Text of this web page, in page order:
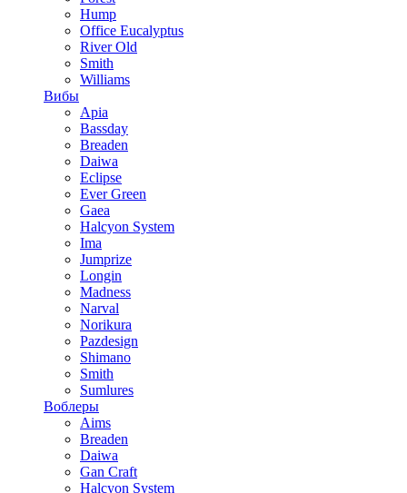
Hump
Office Eucalyptus
River Old
Smith
Williams
Вибы
Apia
Bassday
Breaden
Daiwa
Eclipse
Ever Green
Gaea
Halcyon System
Ima
Jumprize
Longin
Madness
Narval
Norikura
Pazdesign
Shimano
Smith
Sumlures
Воблеры
Aims
Breaden
Daiwa
Gan Craft
Halcyon System